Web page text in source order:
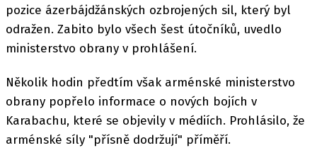
pozice ázerbájdžánských ozbrojených sil, který byl
odražen. Zabito bylo všech šest útočníků, uvedlo
ministerstvo obrany v prohlášení.
Několik hodin předtím však arménské ministerstvo
obrany popřelo informace o nových bojích v
Karabachu, které se objevily v médiích. Prohlásilo, že
arménské síly "přísně dodržují" příměří.